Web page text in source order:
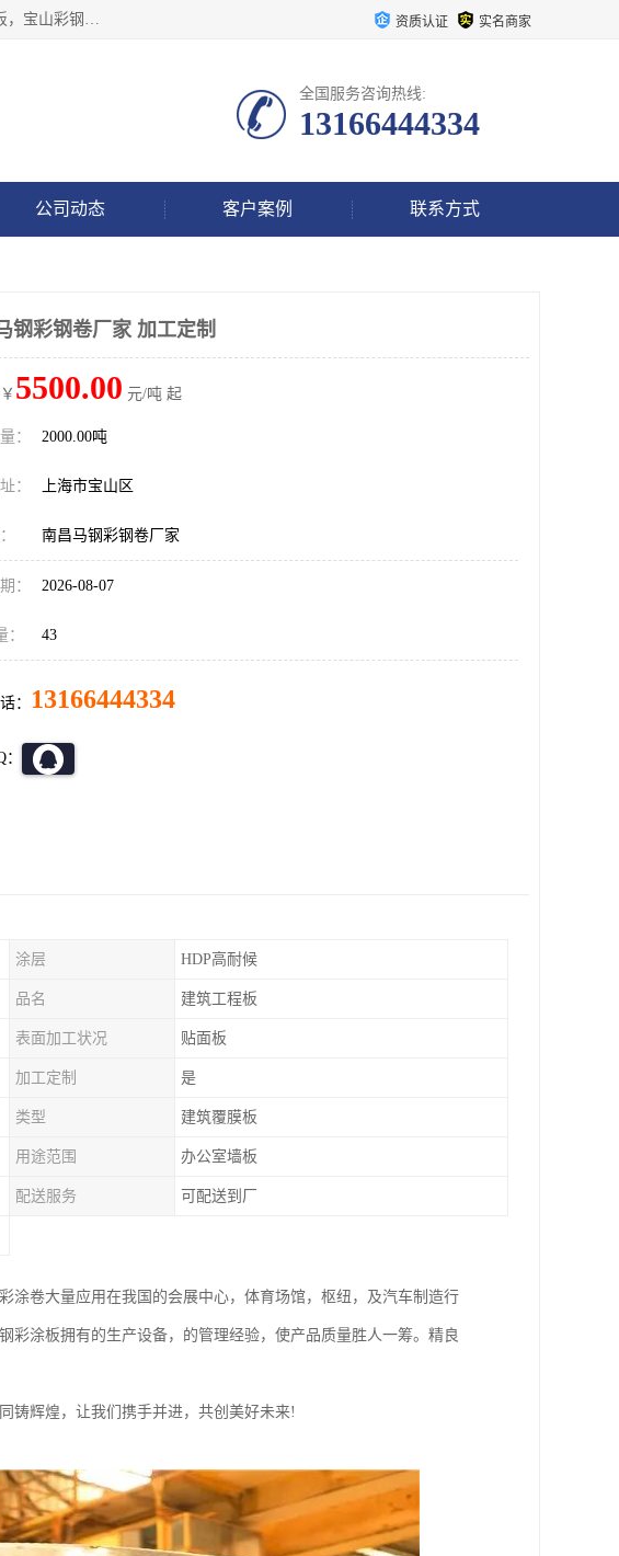
上海轩本实业有限公司于2017年注册地位于上海市宝山区，主要经营产品有：宝山彩钢卷，宝山镀铝锌，宝山彩钢板，宝山彩钢瓦等产品的生产和销售。 资质认证 实名商家
全国服务咨询热线:
13166444334
公司动态 客户案例 联系方式
钢彩钢卷厂家 加工定制
5500.00 元/吨 起
： 2000.00吨
： 上海市宝山区
南昌马钢彩钢卷厂家
： 2026-08-07
： 43
： 13166444334
涂层 HDP高耐候
品名 建筑工程板
表面加工状况 贴面板
加工定制 是
类型 建筑覆膜板
用途范围 办公室墙板
配送服务 可配送到厂
涂卷大量应用在我国的会展中心，体育场馆，枢纽，及汽车制造行
彩涂板拥有的生产设备，的管理经验，使产品质量胜人一筹。精良
铸辉煌，让我们携手并进，共创美好未来!